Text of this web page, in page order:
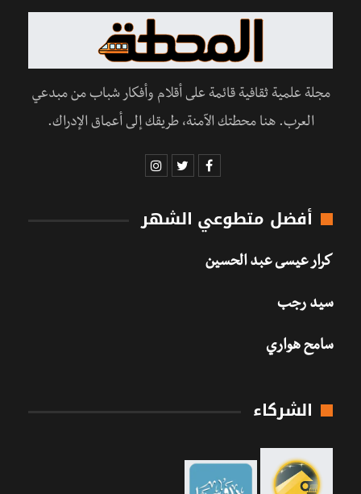
مجلة علمية ثقافية قائمة على أقلام وأفكار شباب من مبدعي
العرب. هنا محطتك الآمنة، طريقك إلى أعماق الإدراك.
أفضل متطوعي الشهر
كرار عيسى عبد الحسين
سيد رجب
سامح هواري
الشركاء